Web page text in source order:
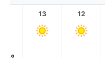
12
13